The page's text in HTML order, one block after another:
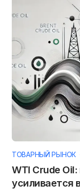
ТОВАРНЫЙ РЫНОК
WTI Crude
усиливается